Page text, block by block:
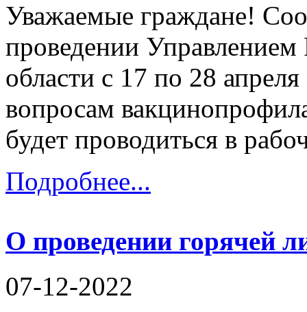
Уважаемые граждане!
проведении Управлением
области с 17 по 28
вопросам
будет проводиться в
Подробнее...
О проведении горячей
07-12-2022